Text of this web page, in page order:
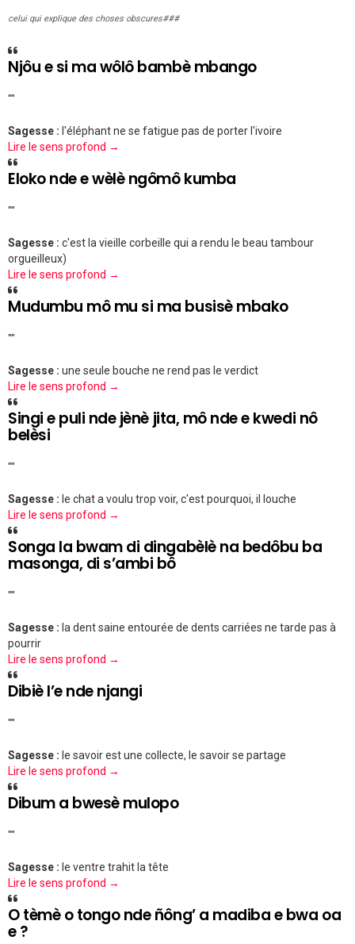
celui qui explique des choses obscures###
Njôu e si ma wôlô bambè mbango
""
Sagesse : l'éléphant ne se fatigue pas de porter l'ivoire
Lire le sens profond →
Eloko nde e wèlè ngômô kumba
""
Sagesse : c'est la vieille corbeille qui a rendu le beau tambour
orgueilleux)
Lire le sens profond →
Mudumbu mô mu si ma busisè mbako
""
Sagesse : une seule bouche ne rend pas le verdict
Lire le sens profond →
Singi e puli nde jènè jita, mô nde e kwedi nô
belèsi
""
Sagesse : le chat a voulu trop voir, c'est pourquoi, il louche
Lire le sens profond →
Songa la bwam di dingabèlè na bedôbu ba
masonga, di s’ambi bô
""
Sagesse : la dent saine entourée de dents carriées ne tarde pas à
pourrir
Lire le sens profond →
Dibiè l’e nde njangi
""
Sagesse : le savoir est une collecte, le savoir se partage
Lire le sens profond →
Dibum a bwesè mulopo
""
Sagesse : le ventre trahit la tête
Lire le sens profond →
O tèmè o tongo nde ñông’ a madiba e bwa oa
e ?